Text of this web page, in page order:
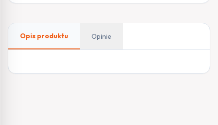
Opis produktu Opinie